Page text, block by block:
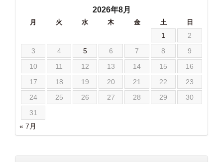
2026年8月
月 火 水 木 金 土 日
1
2
3
4 5 6 7 8
9
10
11 12 13 14 15
16
17
18 19 20 21 22
23
24
25 26 27 28 29
30
31
« 7月